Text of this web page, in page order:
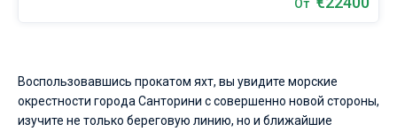
От
Воспользовавшись прокатом яхт, вы увидите морские
окрестности города Санторини с совершенно новой стороны,
изучите не только береговую линию, но и ближайшие